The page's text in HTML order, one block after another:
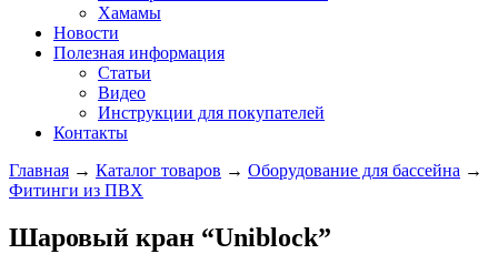
Хамамы
Новости
Полезная информация
Статьи
Видео
Инструкции для покупателей
Контакты
Главная → Каталог товаров → Оборудование для бассейна →
Фитинги из ПВХ
Шаровый кран “Uniblock”